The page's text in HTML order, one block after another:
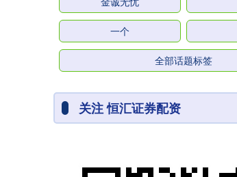
一个
全部话题标签
关注 恒汇证券配资